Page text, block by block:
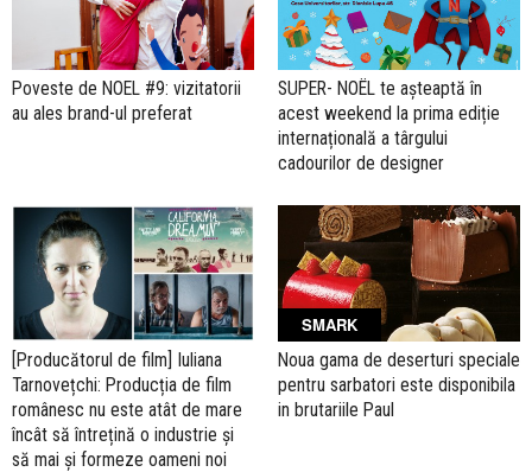
Poveste de NOEL #9: vizitatorii
au ales brand-ul preferat
SUPER- NOËL te așteaptă în
acest weekend la prima ediție
internațională a târgului
cadourilor de designer
[Producătorul de film] Iuliana
Tarnovețchi: Producția de film
românesc nu este atât de mare
încât să întrețină o industrie și
să mai și formeze oameni noi
SMARK
Noua gama de deserturi speciale
pentru sarbatori este disponibila
in brutariile Paul